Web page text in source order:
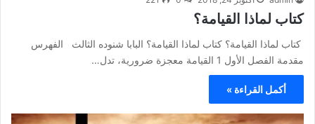
كتاب لماذا القيامة؟
كتاب لماذا القيامة؟ كتاب لماذا القيامة؟ البابا شنوده الثالث الفهرس
مقدمة الفصل الأول 1 القيامة معجزة ضرورية، تدل…
أكمل القراءة »